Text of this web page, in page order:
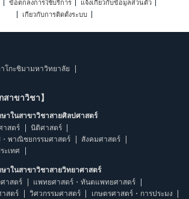
ข้อตกลงการใช้บริการ
แจ้งเกี่ยวกับข้อมูลส่วนตัว
เกี่ยวกับการติดตั้งระบบ
โกะชิมามหาวิทยาลัย
สาขาวิชา】
าในสาขาวิชาสายศิลปศาสตร์
าสตร์
นิติศาสตร์
・พาณิชยกรรมศาสตร์
สังคมศาสตร์
ะเทศ
าในสาขาวิชาสายวิทยาศาสตร์
าสตร์
แพทยศาสตร์・ทันตแพทยศาสตร์
สตร์ วิศวกรรมศาสตร์ เกษตรศาสตร์・การประมง